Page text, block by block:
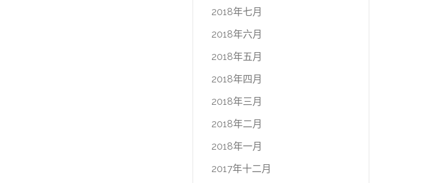
2018年七月
2018年六月
2018年五月
2018年四月
2018年三月
2018年二月
2018年一月
2017年十二月